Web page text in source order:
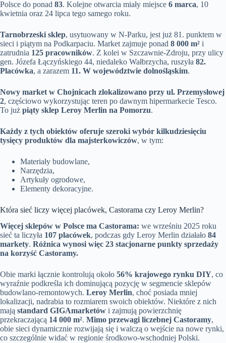
Polsce do ponad 83. Kolejne otwarcia miały miejsce 6 marca, 10
kwietnia oraz 24 lipca tego samego roku.
Tarnobrzeski sklep, usytuowany w N-Parku, jest już 81. punktem w
sieci i piątym na Podkarpaciu. Market zajmuje ponad 8 000 m² i
zatrudnia 125 pracowników. Z kolei w Szczawnie-Zdroju, przy ulicy
gen. Józefa Łączyńskiego 44, niedaleko Wałbrzycha, ruszyła 82.
Placówka, a zarazem 11. W województwie dolnośląskim.
Nowy market w Chojnicach zlokalizowano przy ul. Przemysłowej
2, częściowo wykorzystując teren po dawnym hipermarkecie Tesco.
To już piąty sklep Leroy Merlin na Pomorzu.
Każdy z tych obiektów oferuje szeroki wybór kilkudziesięciu
tysięcy produktów dla majsterkowiczów, w tym:
Materiały budowlane,
Narzędzia,
Artykuły ogrodowe,
Elementy dekoracyjne.
Która sieć liczy więcej placówek, Castorama czy Leroy Merlin?
Więcej sklepów w Polsce ma Castorama: we wrześniu 2025 roku
sieć ta liczyła 107 placówek, podczas gdy Leroy Merlin działało 84
markety. Różnica wynosi więc 23 stacjonarne punkty sprzedaży
na korzyść Castoramy.
Obie marki łącznie kontrolują około 56% krajowego rynku DIY, co
wyraźnie podkreśla ich dominującą pozycję w segmencie sklepów
budowlano-remontowych. Leroy Merlin, choć posiada mniej
lokalizacji, nadrabia to rozmiarem swoich obiektów. Niektóre z nich
mają standard GIGAmarketów i zajmują powierzchnię
przekraczającą 14 000 m². Mimo przewagi liczebnej Castoramy,
obie sieci dynamicznie rozwijają się i walczą o wejście na nowe rynki,
co szczególnie widać w regionie środkowo-wschodniej Polski.